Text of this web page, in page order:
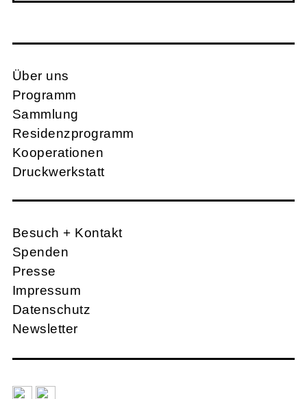
Über uns
Programm
Sammlung
Residenzprogramm
Kooperationen
Druckwerkstatt
Besuch + Kontakt
Spenden
Presse
Impressum
Datenschutz
Newsletter